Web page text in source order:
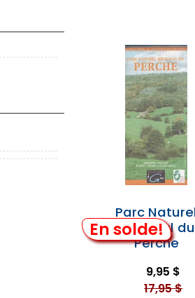
En solde!
Parc
Régional du
Perche
9,95 $
17,95 $